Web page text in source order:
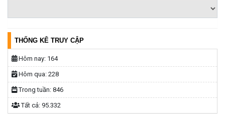
THỐNG KÊ TRUY CẬP
Hôm nay: 164
Hôm qua: 228
Trong tuần: 846
Tất cả: 95.332